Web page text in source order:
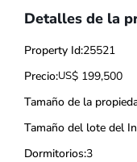
Detalles de la
Property Id:25521
Precio:US$ 199,500
Tamaño de la
Tamaño del lote del
Dormitorios:3